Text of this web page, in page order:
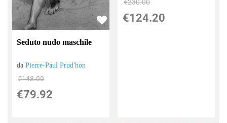
Seduto nudo maschile
daPierre-Paul Prud'hon
€148.00
€79.92
€230.00
€124.20